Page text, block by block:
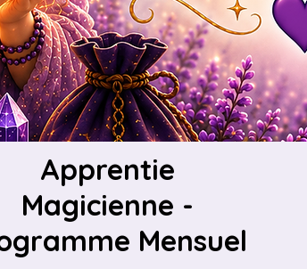
Apprentie
Magicienne -
Mensuel